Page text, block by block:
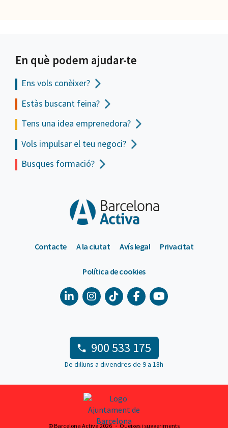
En què podem ajudar-te
Ens vols conèixer?
Estàs buscant feina?
Tens una idea emprenedora?
Vols impulsar el teu negoci?
Busques formació?
Contacte A la ciutat Avís legal Privacitat
Política de cookies
900 533 175
De dilluns a divendres de 9 a 18h
© Barcelona Activa 2026 Queixes i suggeriments